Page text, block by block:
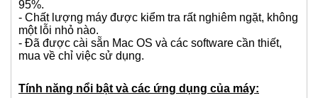
95%.
- Chất lượng máy được kiểm tra rất nghiêm ngặt, không
một lỗi nhỏ nào.
- Đã được cài sẵn Mac OS và các software cần thiết,
mua về chỉ việc sử dụng.
Tính năng nổi bật và các ứng dụng của máy: